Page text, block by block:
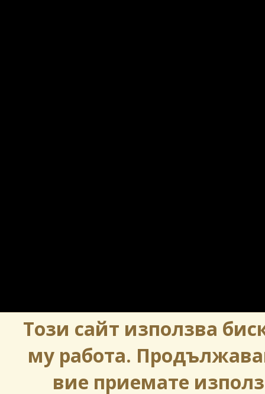
Този сайт използва
му работа.
вие приемате